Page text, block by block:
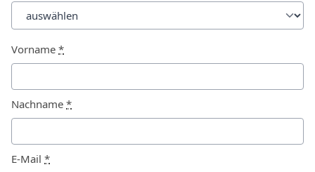
Vorname *
Nachname *
E-Mail *